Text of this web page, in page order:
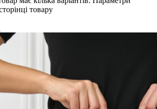
товару